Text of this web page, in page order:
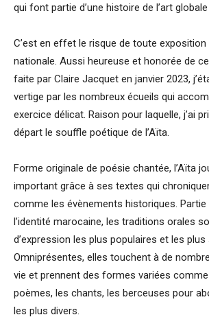
qui font partie d’une histoire de l’art globale
C’est en effet le risque de toute exposition
nationale. Aussi heureuse et honorée de
faite par Claire Jacquet en janvier 2023,
vertige par les nombreux écueils qui
exercice délicat. Raison pour laquelle, j’ai
départ le souffle poétique de l’Aïta.
Forme originale de poésie chantée, l’Aïta
important grâce à ses textes qui
comme les évènements historiques. Partie
l’identité marocaine, les traditions orales
d’expression les plus populaires et les plus
Omniprésentes, elles touchent à de
vie et prennent des formes variées
poèmes, les chants, les berceuses pour
les plus divers.